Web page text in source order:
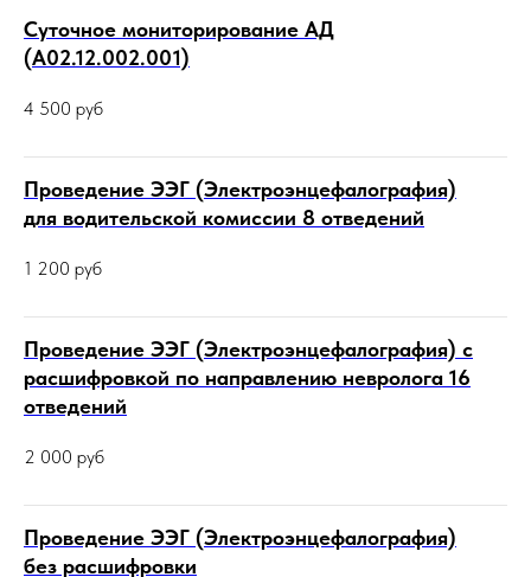
Суточное мониторирование АД
(A02.12.002.001)
4 500 руб
Проведение ЭЭГ (Электроэнцефалография)
для водительской комиссии 8 отведений
1 200 руб
Проведение ЭЭГ (Электроэнцефалография) с
расшифровкой по направлению невролога 16
отведений
2 000 руб
Проведение ЭЭГ (Электроэнцефалография)
без расшифровки